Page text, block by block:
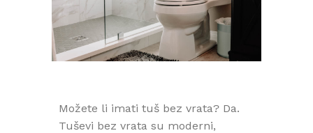
Možete li imati tuš bez vrata? Da.
Tuševi bez vrata su moderni,